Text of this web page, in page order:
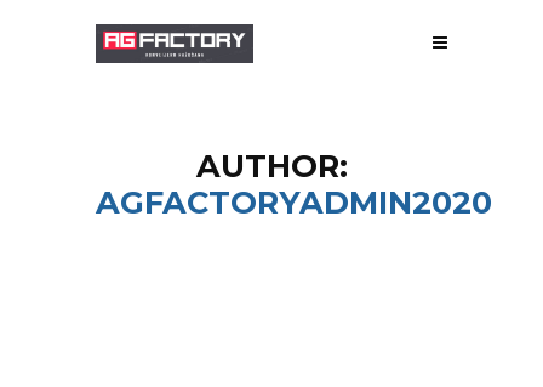
AUTHOR:
AGFACTORYADMIN2020